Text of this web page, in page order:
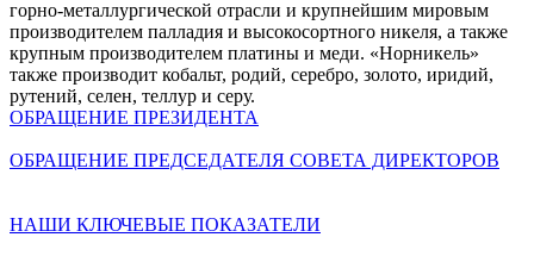
горно-металлургической отрасли и крупнейшим мировым
производителем палладия и высокосортного никеля, а также
крупным производителем платины и меди. «Норникель»
также производит кобальт, родий, серебро, золото, иридий,
рутений, селен, теллур и серу.
ОБРАЩЕНИЕ ПРЕЗИДЕНТА
ОБРАЩЕНИЕ ПРЕДСЕДАТЕЛЯ СОВЕТА ДИРЕКТОРОВ
НАШИ КЛЮЧЕВЫЕ ПОКАЗАТЕЛИ